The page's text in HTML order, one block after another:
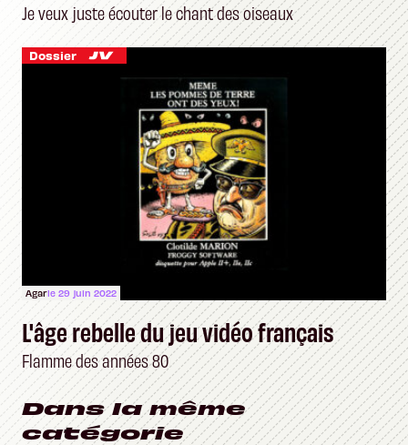
Je veux juste écouter le chant des oiseaux
Dossier
Agarle 29 juin 2022
L'âge rebelle du jeu vidéo français
Flamme des années 80
Dans la même
catégorie